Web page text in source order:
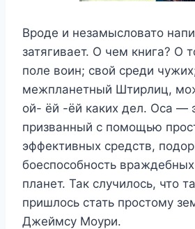
Вроде и незамысловато
затягивает. О чем книга? О
поле воин; свой среди
межпланетный Штирлиц,
ой- ёй -ёй каких дел. Оса —
призванный с помощью
эффективных средств,
боеспособность
планет. Так случилось, что
пришлось стать простому
Джеймсу Моури.